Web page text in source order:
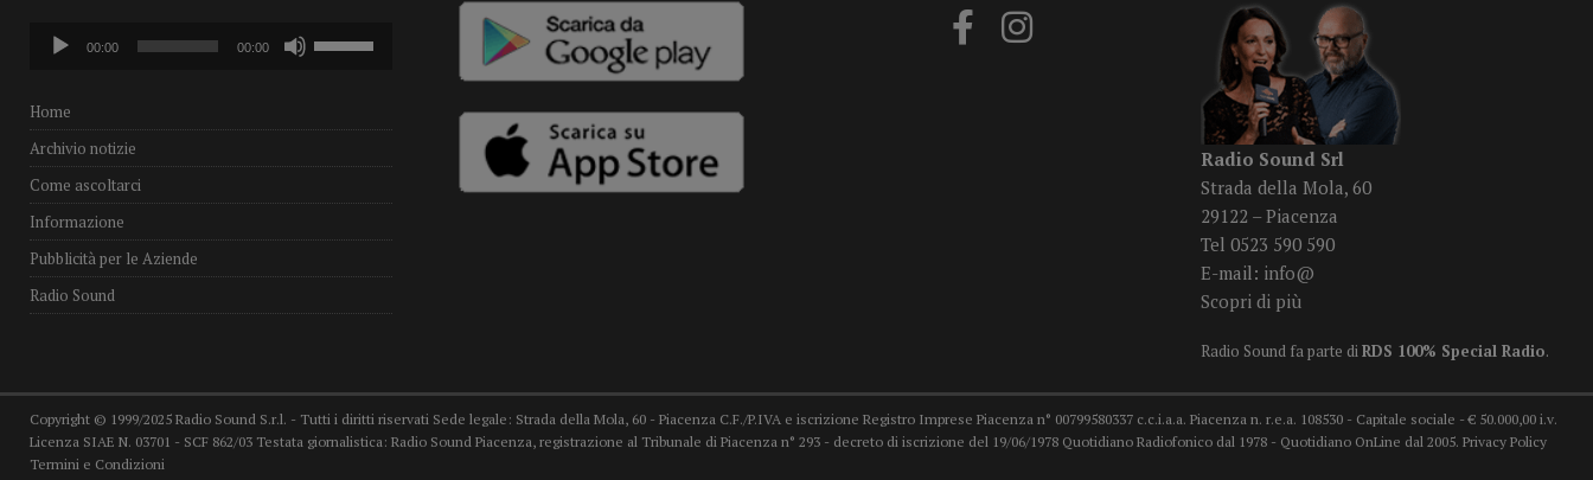
Audio
Player
00:00 00:00
i
su/giù
o
il
Home
Archivio notizie
Come ascoltarci
Informazione
Pubblicità per le Aziende
Radio Sound
Radio Sound Srl
Strada della Mola, 60
29122 – Piacenza
Tel 0523 590 590
E-mail: info@
Scopri di più
Radio Sound fa parte diRDS 100% Special Radio.
Copyright © 1999/2025 Radio Sound S.r.l. - Tutti i diritti riservati Sede legale: Strada della Mola, 60 - Piacenza C.F./P.IVA e iscrizione Registro Imprese Piacenza n° 00799580337 c.c.i.a.a. Piacenza n. r.e.a. 108530 - Capitale sociale - € 50.000,00 i.v.
Licenza SIAE N. 03701 - SCF 862/03 Testata giornalistica: Radio Sound Piacenza, registrazione al Tribunale di Piacenza n° 293 - decreto di iscrizione del 19/06/1978 Quotidiano Radiofonico dal 1978 - Quotidiano OnLine dal 2005. Privacy Policy
Termini e Condizioni